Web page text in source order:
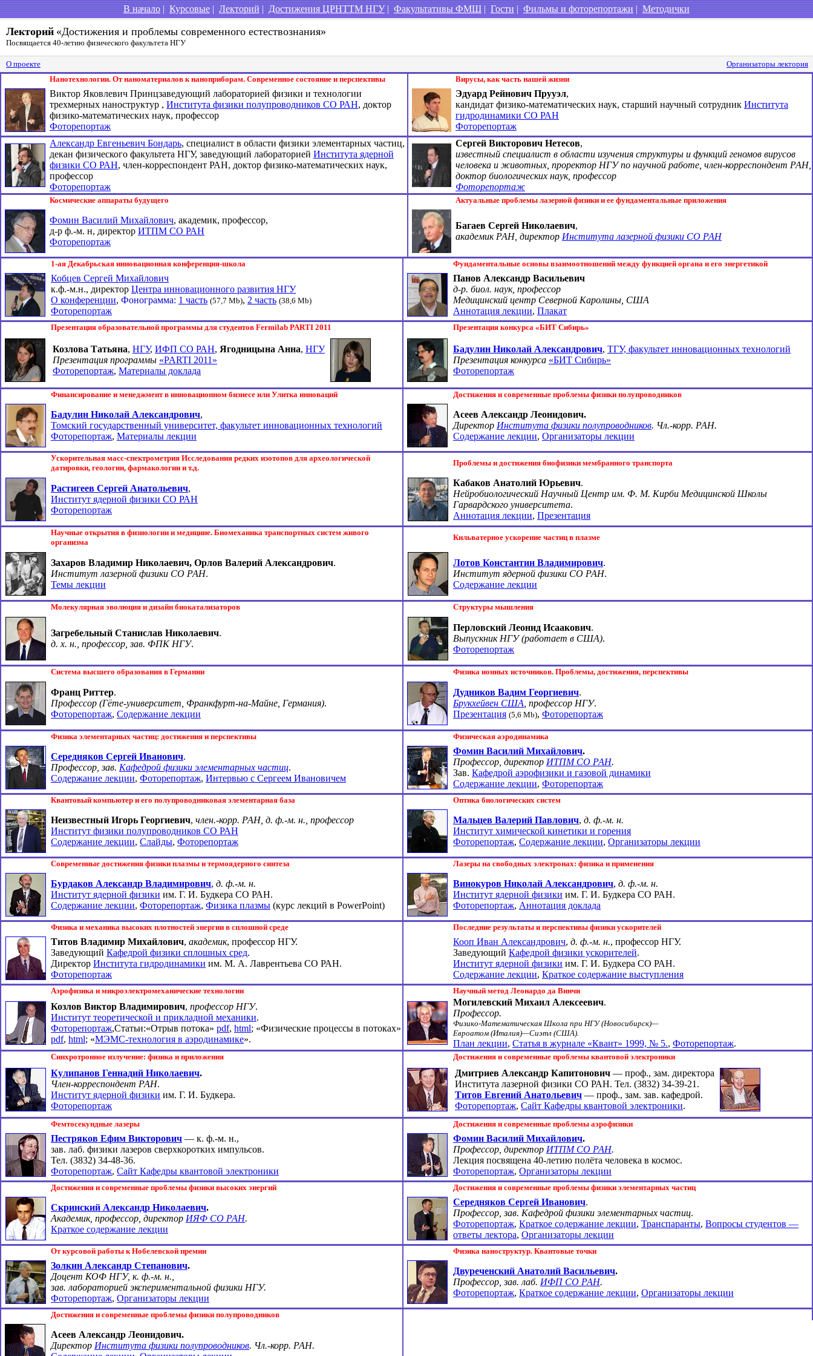
В начало|Курсовые|Лекторий|Достижения ЦРНТТМ НГУ|Факультативы ФМШ|Гости|Фильмы и фоторепортажи|Методички
Лекторий «Достижения и проблемы современного естествознания»
Посвящается 40-летию физического факультета НГУ
О проекте
Организаторы лектория
Нанотехнологии. От наноматериалов к наноприборам. Современное состояние и перспективы
Вирусы, как часть нашей жизни
Виктор Яковлевич Принцзаведующий лабораторией физики и технологии
трехмерных наноструктур , Института физики полупроводников СО РАН, доктор
физико-математических наук, профессор
Фоторепортаж
Эдуард Рейнович Прууэл,
кандидат физико-математических наук, старший научный сотрудник Института
гидродинамики СО РАН
Фоторепортаж
Александр Евгеньевич Бондарь, специалист в области физики элементарных частиц,
декан физического факультета НГУ, заведующий лабораторией Института ядерной
физики СО РАН, член-корреспондент РАН, доктор физико-математических наук,
профессор
Фоторепортаж
Сергей Викторович Нетесов,
известный специалист в области изучения структуры и функций геномов вирусов
человека и животных, проректор НГУ по научной работе, член-корреспондент РАН,
доктор биологических наук, профессор
Фоторепортаж
Космические аппараты будущего Актуальные проблемы лазерной физики и ее фундаментальные приложения
Фомин Василий Михайлович, академик, профессор,
д-р ф.-м. н, директор ИТПМ СО РАН
Фоторепортаж
Багаев Сергей Николаевич,
академик РАН, директор Института лазерной физики СО РАН
1-ая Декабрьская инновационная конференция-школа Фундаментальные основы взаимоотношений между функцией органа и его энергетикой
Кобцев Сергей Михайлович
к.ф.-м.н., директор Центра инновационного развития НГУ
О конференции, Фонограмма: 1 часть (57,7 Mb), 2 часть (38,6 Mb)
Фоторепортаж
Панов Александр Васильевич
д-р. биол. наук, профессор
Медицинский центр Северной Каролины, США
Аннотация лекции, Плакат
Презентация образовательной программы для студентов Fermilab PARTI 2011 Презентация конкурса «БИТ Сибирь»
Козлова Татьяна, НГУ, ИФП СО РАН, Ягодницына Анна, НГУ
Презентация программы «PARTI 2011»
Фоторепортаж, Материалы доклада
Бадулин Николай Александрович, ТГУ, факультет инновационных технологий
Презентация конкурса «БИТ Сибирь»
Фоторепортаж
Финансирование и менеджмент в инновационном бизнесе или Улитка инноваций Достижения и современные проблемы физики полупроводников
Бадулин Николай Александрович,
Томский государственный университет, факультет инновационных технологий
Фоторепортаж, Материалы лекции
Асеев Александр Леонидович.
Директор Института физики полупроводников. Чл.-корр. РАН.
Содержание лекции, Организаторы лекции
Ускорительная масс-cпектрометрия Исследования редких изотопов для археологической
датировки, геологии, фармакологии и т.д.
Проблемы и достижения биофизики мембранного транспорта
Растигеев Сергей Анатольевич,
Институт ядерной физики СО РАН
Фоторепортаж
Кабаков Анатолий Юрьевич.
Нейробиологический Научный Центр им. Ф. М. Кирби Медицинской Школы
Гарвардского университета.
Аннотация лекции, Презентация
Научные открытия в физиологии и медицине. Биомеханика транспортных систем живого
организма
Кильватерное ускорение частиц в плазме
Захаров Владимир Николаевич, Орлов Валерий Александрович.
Институт лазерной физики СО РАН.
Темы лекции
Лотов Константин Владимирович.
Институт ядерной физики СО РАН.
Содержание лекции
Молекулярная эволюция и дизайн биокатализаторов Структуры мышления
Загребельный Станислав Николаевич.
д. х. н., профессор, зав. ФПК НГУ.
Перловский Леонид Исаакович.
Выпускник НГУ (работает в США).
Фоторепортаж
Система высшего образования в Германии Физика ионных источников. Проблемы, достижения, перспективы
Франц Риттер.
Профессор (Гёте-университет, Франкфурт-на-Майне, Германия).
Фоторепортаж, Содержание лекции
Дудников Вадим Георгиевич.
Брукхейвен США , профессор НГУ.
Презентация (5,6 Mb), Фоторепортаж
Физика элементарных частиц: достижения и перспективы Физическая аэродинамика
Середняков Сергей Иванович.
Профессор, зав. Кафедрой физики элементарных частиц.
Содержание лекции, Фоторепортаж, Интервью с Сергеем Ивановичем
Фомин Василий Михайлович.
Профессор, директор ИТПМ СО РАН.
Зав. Кафедрой аэрофизики и гaзовой динaмики
Содержание лекции, Фоторепортаж
Квантовый компьютер и его полупроводниковая элементарная база Оптика биологических систем
Неизвестный Игорь Георгиевич, член.-корр. РАН, д. ф.-м. н., профессор
Институт физики полупроводников СО РАН
Содержание лекции, Слайды, Фоторепортаж
Мальцев Валерий Павлович, д. ф.-м. н.
Институт химической кинетики и горения
Фоторепортаж, Содержание лекции, Организаторы лекции
Современные достижения физики плазмы и термоядерного синтеза Лазеры на свободных электронах: физика и применения
Бурдаков Александр Владимирович, д. ф.-м. н.
Институт ядерной физики им. Г. И. Будкера СО РАН.
Содержание лекции, Фоторепортаж, Физика плазмы (курс лекций в PowerPoint)
Винокуров Николай Александрович, д. ф.-м. н.
Институт ядерной физики им. Г. И. Будкера СО РАН.
Фоторепортаж, Аннотация доклада
Физика и механика высоких плотностей энергии в сплошной среде Последние результаты и перспективы физики ускорителей
Титов Владимир Михайлович, академик, профессор НГУ.
Заведующий Кафедрой физики сплошных сред.
Директор Института гидродинамики им. М. А. Лаврентьева СО РАН.
Фоторепортаж
Кооп Иван Александрович, д. ф.-м. н., профессор НГУ.
Заведующий Кафедрой физики ускорителей.
Институт ядерной физики им. Г. И. Будкера СО РАН.
Содержание лекции, Краткое содержание выступления
Аэрофизика и микроэлектромеханические технологии Научный метод Леонардо да Винчи
Козлов Виктор Владимирович, профессор НГУ.
Институт теоретической и прикладной механики.
Фоторепортаж,Статьи:«Отрыв потока» pdf, html; «Физические процессы в потоках»
pdf, html; «МЭМС-технология в аэродинамике».
Могилевский Михаил Алексеевич.
Профессор.
Физико-Математическая Школа при НГУ (Новосибирск)—
Евроатом (Италия)—Сиэтл (США).
План лекции, Статья в журнале «Квант» 1999, № 5., Фоторепортаж.
Синхротронное излучение: физика и приложения Достижения и современные проблемы квантовой электроники
Кулипанов Геннадий Николаевич.
Член-корреспондент РАН.
Институт ядерной физики им. Г. И. Будкера.
Фоторепортаж
Дмитриев Александр Капитонович — проф., зам. директора
Института лазерной физики СО РАН. Тел. (3832) 34-39-21.
Титов Евгений Анатольевич — проф., зам. зав. кафедрой.
Фоторепортаж, Сайт Кафедры квантовой электроники.
Фемтосекундные лазеры Достижения и современные проблемы аэрофизики
Пестряков Ефим Викторович — к. ф.-м. н.,
зав. лаб. физики лазеров сверхкоротких импульсов.
Тел. (3832) 34-48-36.
Фоторепортаж, Сайт Кафедры квантовой электроники
Фомин Василий Михайлович.
Профессор, директор ИТПМ СО РАН.
Лекция посвящена 40-летию полёта человека в космос.
Фоторепортаж, Организаторы лекции
Достижения и cовременные проблемы физики высоких энергий Достижения и cовременные проблемы физики элементарных частиц
Скринский Александр Николаевич.
Академик, профессор, директор ИЯФ СО РАН.
Краткое содержание лекции
Середняков Сергей Иванович.
Профессор, зав. Кафедрой физики элементарных частиц.
Фоторепортаж, Краткое содержание лекции, Транспаранты, Вопросы студентов —
ответы лектора, Организаторы лекции
От курсовой работы к Нобелевской премии Физика наноструктур. Квантовые точки
Золкин Александр Степанович.
Доцент КОФ НГУ, к. ф.-м. н.,
зав. лабораторией экспериментальной физики НГУ.
Фоторепортаж, Организаторы лекции
Двуреченский Анатолий Васильевич.
Профессор, зав. лаб. ИФП СО РАН.
Фоторепортаж, Краткое содержание лекции, Организаторы лекции
Достижения и современные проблемы физики полупроводников
Асеев Александр Леонидович.
Директор Института физики полупроводников. Чл.-корр. РАН.